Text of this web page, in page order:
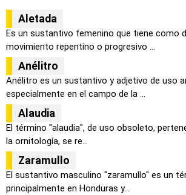
Aletada
Es un sustantivo femenino que tiene como
movimiento repentino o progresivo ...
Anélitro
Anélitro es un sustantivo y adjetivo de uso
especialmente en el campo de la ...
Alaudia
El término "alaudia", de uso obsoleto,
la ornitología, se re...
Zaramullo
El sustantivo masculino "zaramullo" es un
principalmente en Honduras y...